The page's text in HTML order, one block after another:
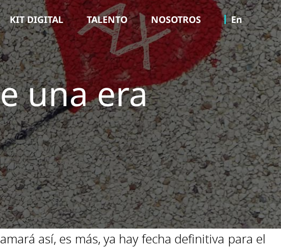
KIT DIGITAL TALENTO NOSOTROS En
una era
así, es más, ya hay fecha definitiva para el